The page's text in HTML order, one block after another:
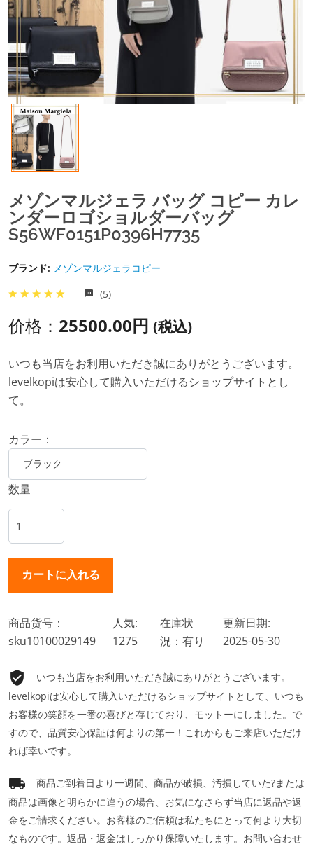
メゾンマルジェラ バッグ コピー カレ
ンダーロゴショルダーバッグ
S56WF0151P0396H7735
ブランド: メゾンマルジェラコピー
(5)
价格： 25500.00円 (税込)
いつも当店をお利用いただき誠にありがとうございます。
levelkopiは安心して購入いただけるショップサイトとし
て。
カラー：
数量
商品货号：
sku10100029149
人気:
1275
在庫状
況：有り
更新日期:
2025-05-30
いつも当店をお利用いただき誠にありがとうございます。
levelkopiは安心して購入いただけるショップサイトとして、いつも
お客様の笑顔を一番の喜びと存じており、モットーにしました。で
すので、品質安心保証は何よりの第一！これからもご来店いただけ
れば幸いです。
商品ご到着日より一週間、商品が破損、汚損していた?または
商品は画像と明らかに違うの場合、お気になさらず当店に返品や返
金をご請求ください。お客様のご信頼は私たちにとって何より大切
なものです。返品・返金はしっかり保障いたします。お問い合わせ